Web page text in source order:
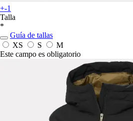
+-1
Talla
*
Guía de tallas
XS
S
M
Este campo es obligatorio